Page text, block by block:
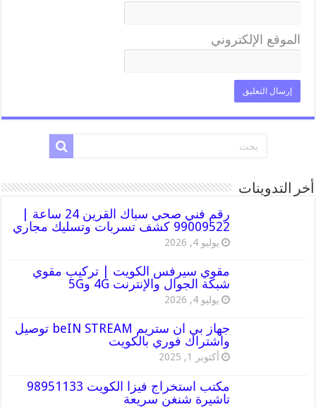
الموقع الإلكتروني
أخر التدوينات
رقم فني صحي سباك القرين 24 ساعة |
99009522 كشف تسربات وتسليك مجاري
يوليو 4, 2026
مقوي سيرفس الكويت | تركيب مقوي
شبكة الجوال والإنترنت 4G و5G
يوليو 4, 2026
جهاز بي ان ستريم beIN STREAM توصيل
واشتراك فوري بالكويت
أكتوبر 1, 2025
مكتب استخراج فيزا الكويت 98951133
تاشيرة شنغن سريعة